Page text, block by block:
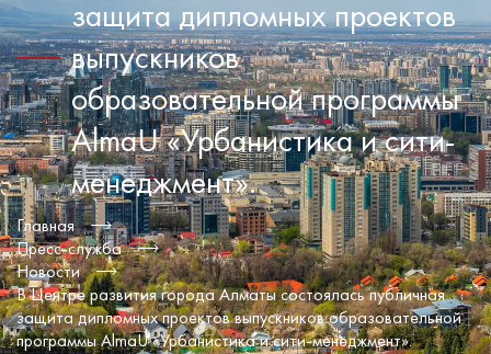
защита дипломных проектов
выпускников
образовательной программы
AlmaU «Урбанистика и сити-
менеджмент».
Главная
Пресс-служба
Новости
В Центре развития города Алматы состоялась публичная
защита дипломных проектов выпускников образовательной
программы AlmaU «Урбанистика и сити-менеджмент».